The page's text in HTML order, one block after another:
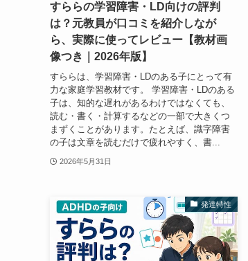
すららの学習障害・LD向けの評判
は？元教員が口コミを紹介しなが
ら、実際に使ってレビュー【教材画
像つき｜2026年版】
すららは、学習障害・LDのある子にとって有
力な家庭学習教材です。 学習障害・LDのある
子は、知的な遅れがあるわけではなくても、
読む・書く・計算するなどの一部で大きくつ
まずくことがあります。たとえば、識字障害
の子は文章を読むだけで疲れやすく、書...
2026年5月31日
発達特性